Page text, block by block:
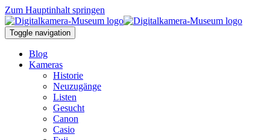
Zum Hauptinhalt springen
Toggle navigation
Blog
Kameras
Historie
Neuzugänge
Listen
Gesucht
Canon
Casio